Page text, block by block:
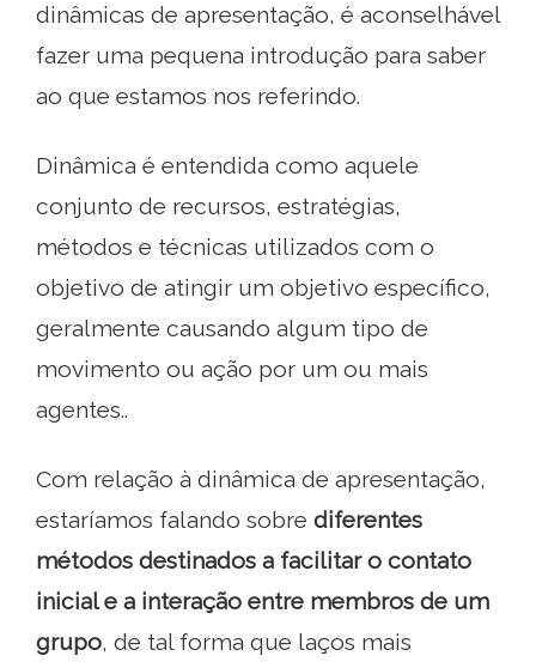
dinâmicas de apresentação, é aconselhável
fazer uma pequena introdução para saber
ao que estamos nos referindo.
Dinâmica é entendida como aquele
conjunto de recursos, estratégias,
métodos e técnicas utilizados com o
objetivo de atingir um objetivo específico,
geralmente causando algum tipo de
movimento ou ação por um ou mais
agentes..
Com relação à dinâmica de apresentação,
estaríamos falando sobre diferentes
métodos destinados a facilitar o contato
inicial e a interação entre membros de um
grupo, de tal forma que laços mais